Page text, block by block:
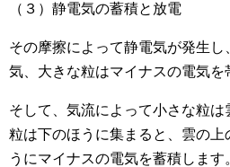
（３）静電気の蓄積と放電
その摩擦によって静電気が発生
気、大きな粒はマイナスの電気を
そして、気流によって小さな粒
粒は下のほうに集まると、雲の
うにマイナスの電気を蓄積します